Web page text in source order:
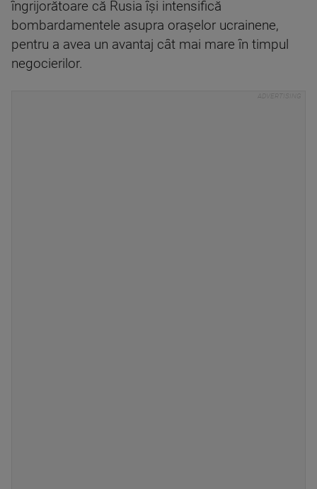
îngrijorătoare că Rusia își intensifică
bombardamentele asupra orașelor ucrainene,
pentru a avea un avantaj cât mai mare în timpul
negocierilor.